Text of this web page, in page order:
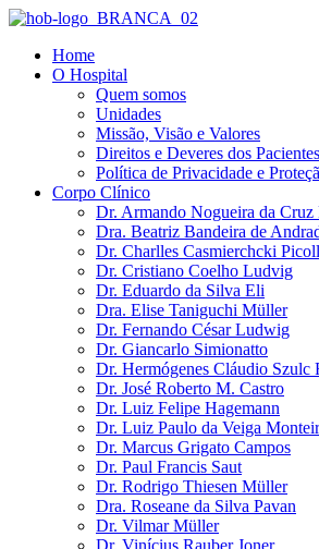
Ir
conteúdo
Home
O Hospital
Quem somos
Unidades
Missão, Visão e Valores
Direitos e Deveres dos
Política de Privacidade e
Corpo Clínico
Dr. Armando Nogueira da Cruz
Dra. Beatriz Bandeira de
Dr. Charlles Casmierchcki
Dr. Cristiano Coelho Ludvig
Dr. Eduardo da Silva Eli
Dra. Elise Taniguchi Müller
Dr. Fernando César Ludwig
Dr. Giancarlo Simionatto
Dr. Hermógenes Cláudio Szulc
Dr. José Roberto M. Castro
Dr. Luiz Felipe Hagemann
Dr. Luiz Paulo da Veiga
Dr. Marcus Grigato Campos
Dr. Paul Francis Saut
Dr. Rodrigo Thiesen Müller
Dra. Roseane da Silva Pavan
Dr. Vilmar Müller
Dr. Vinícius Rauber Joner